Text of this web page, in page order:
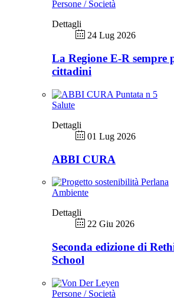
Persone / Società
Dettagli
24 Lug 2026
La Regione E-R sempre
cittadini
Salute
Dettagli
01 Lug 2026
ABBI CURA
Ambiente
Dettagli
22 Giu 2026
Seconda edizione di
School
Persone / Società